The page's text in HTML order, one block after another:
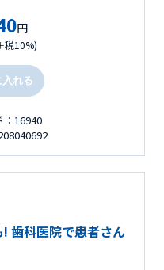
円
税10%)
入れる
：16940
歯科医院で患者さん